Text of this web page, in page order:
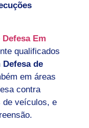
Em
qualificados
Defesa de
em áreas
contra
de veículos, e